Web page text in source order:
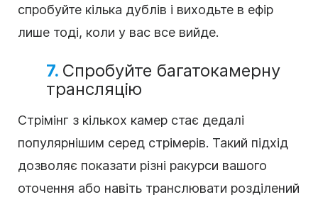
спробуйте кілька дублів і виходьте в ефір
лише тоді, коли у вас все вийде.
7. Спробуйте багатокамерну
трансляцію
Стрімінг з кількох камер стає дедалі
популярнішим серед стрімерів. Такий підхід
дозволяє показати різні ракурси вашого
оточення або навіть транслювати розділений